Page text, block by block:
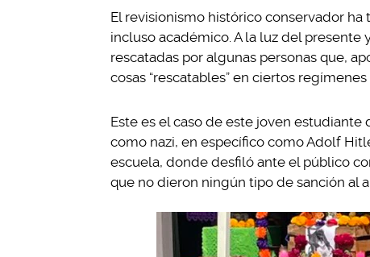
El revisionismo histórico conservador
incluso académico. A la luz del presente
rescatadas por algunas personas que,
cosas “rescatables” en ciertos
Este es el caso de este joven
como nazi, en específico como Adolf
escuela, donde desfiló ante el público
que no dieron ningún tipo de sanción al